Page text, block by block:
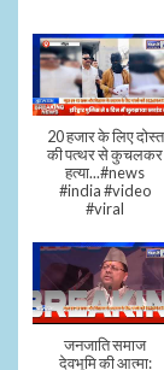
20 हजार के लिए दोस्त
की पत्थर से कुचलकर
हत्या...#news
#india #video
#viral
जनजाति समाज
देवभूमि की आत्मा: